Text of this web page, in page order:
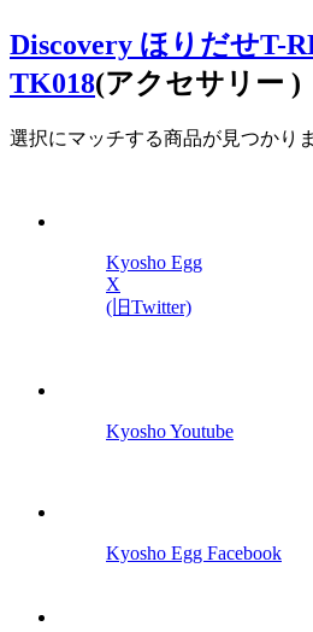
Discovery ほりだせT-
TK018(アクセサリー )
選択にマッチする商品が見つかり
Kyosho Egg
X
(旧Twitter)
Kyosho Youtube
Kyosho Egg Facebook